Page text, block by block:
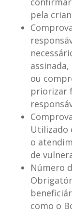
pela
ou
priorizar
Utilizado
o
de
Número
como o